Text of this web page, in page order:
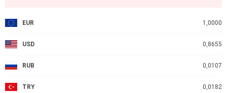
EUR 1,0000
USD 0,8655
RUB 0,0107
TRY 0,0182